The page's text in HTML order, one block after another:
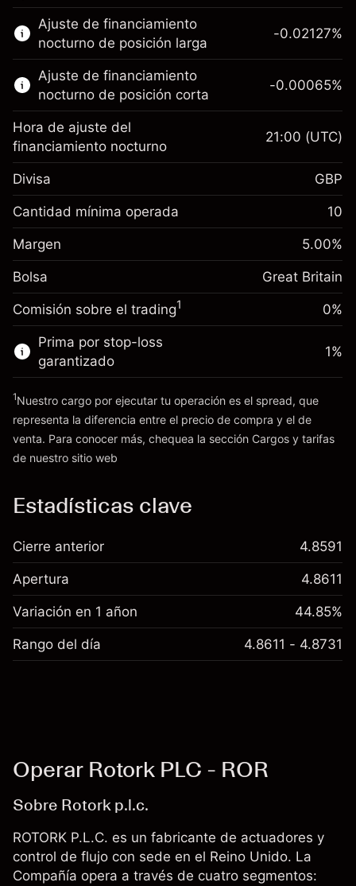
Este mercado financiero está disponible para
hacer trading con CFD.
Obtén más información sobre:
CFD
Ajuste de financiamiento
nocturno de posición larga
£1,000.00
Ajuste de financiamiento
nocturno
Cargos por el valor total de la
posición
%
(-£4.25)
Tamaño de la operación con apalancamiento
£20,000.00
Dinero del apalancamiento ~ $
Ir a la plataforma
-0.02127%
Ajuste de financiamiento
nocturno de posición corta
Margen. Tu inversión
£1,000.00
Ajuste de financiamiento
Cargos por el valor total de la
posición
-0.000646
%
Tamaño de la operación con apalancamiento
£20,000.00
Dinero del apalancamiento ~ $
Ir a la plataforma
-0.00065%
Hora de ajuste del
financiamiento nocturno
21:00 (UTC)
Divisa GBP
Cantidad mínima operada 10
Margen 5.00%
Bolsa Great Britain
Comisión sobre el trading1 0%
Prima por stop-loss
garantizado
Cargos
1%
1Nuestro cargo por ejecutar tu operación es el spread, que
representa la diferencia entre el precio de compra y el de
venta. Para conocer más, chequea la sección Cargos y tarifas
de nuestro sitio web
Estadísticas clave
Cierre anterior 4.8591
Apertura 4.8611
Variación en 1 añon 44.85%
Rango del día 4.8611 - 4.8731
Operar Rotork PLC - ROR
Sobre Rotork p.l.c.
ROTORK P.L.C. es un fabricante de actuadores y
control de flujo con sede en el Reino Unido. La
Compañía opera a través de cuatro segmentos: